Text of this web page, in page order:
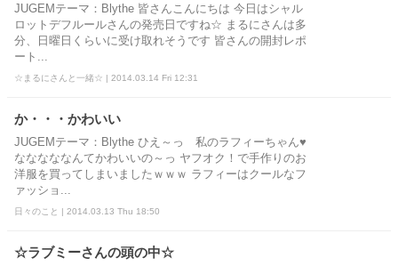
JUGEMテーマ：Blythe 皆さんこんにちは 今日はシャル
ロットデフルールさんの発売日ですね☆ まるにさんは多
分、日曜日くらいに受け取れそうです 皆さんの開封レポ
ート...
☆まるにさんと一緒☆ | 2014.03.14 Fri 12:31
か・・・かわいい
JUGEMテーマ：Blythe ひえ～っ 私のラフィーちゃん♥
なななななんてかわいいの～っ ヤフオク！で手作りのお
洋服を買ってしまいましたｗｗｗ ラフィーはクールなフ
ァッショ...
日々のこと | 2014.03.13 Thu 18:50
☆ラブミーさんの頭の中☆